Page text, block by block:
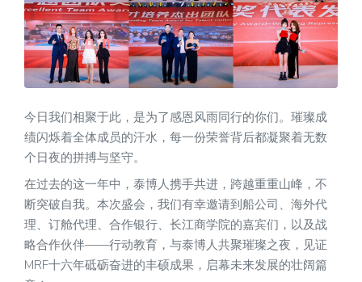
今日我们相聚于此，是为了感恩风雨同行的你们。璀璨成
绩闪烁着全体成员的汗水，每一份荣誉背后都凝聚着无数
个日夜的拼搏与坚守。
在过去的这一年中，泰博人携手共进，跨越重重山峰，不
断突破自我。本次盛会，我们有幸邀请到船公司、海外代
理、订舱代理、合作银行、长江商学院的嘉宾们，以及战
略合作伙伴——行动教育，与泰博人共聚璀璨之夜，见证
MRF十六年砥砺奋进的丰硕成果，启幕未来发展的壮阔篇